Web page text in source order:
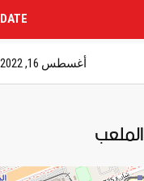
DATE
أغسطس 16, 2022
الملعب